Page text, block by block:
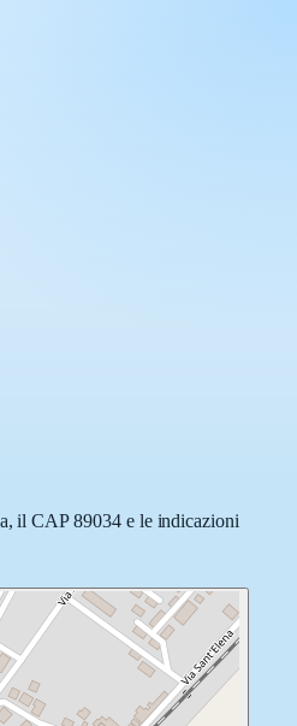
il CAP 89034 e le indicazioni